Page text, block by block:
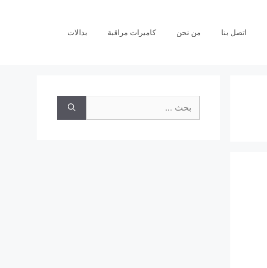
اتصل بنا من نحن كاميرات مراقبة بدالات